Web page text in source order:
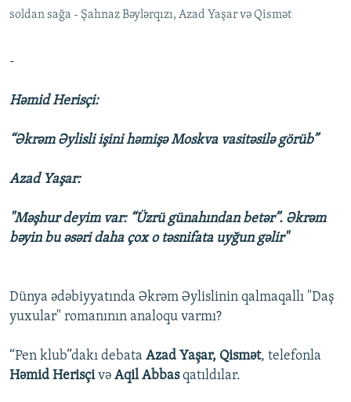
XƏBƏR BÜLLETENLƏRIMIZ
soldan sağa - Şahnaz Bəylərqızı, Azad Yaşar və Qismət
-
Həmid Herisçi:
“Əkrəm Əylisli işini həmişə Moskva vasitəsilə görüb”
Azad Yaşar:
"Məşhur deyim var: “Üzrü günahından betər”. Əkrəm
bəyin bu əsəri daha çox o təsnifata uyğun gəlir"
Dünya ədəbiyyatında Əkrəm Əylislinin qalmaqallı "Daş
yuxular" romanının analoqu varmı?
“Pen klub”dakı debata Azad Yaşar, Qismət, telefonla
Həmid Herisçivə Aqil Abbasqatıldılar.